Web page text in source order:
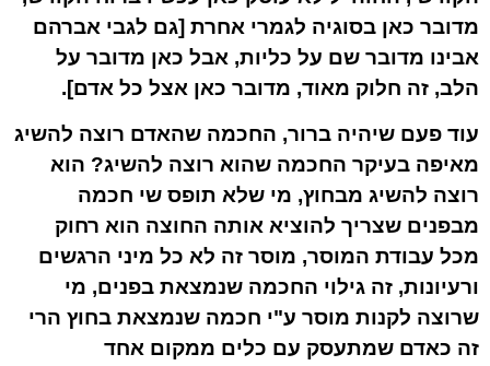
מדובר כאן בסוגיה לגמרי אחרת [גם לגבי אברהם
אבינו מדובר שם על כליות, אבל כאן מדובר על
הלב, זה חלוק מאוד, מדובר כאן אצל כל אדם].
עוד פעם שיהיה ברור, החכמה שהאדם רוצה להשיג
מאיפה בעיקר החכמה שהוא רוצה להשיג? הוא
רוצה להשיג מבחוץ, מי שלא תופס שי חכמה
מבפנים שצריך להוציא אותה החוצה הוא רחוק
מכל עבודת המוסר, מוסר זה לא כל מיני הרגשים
ורעיונות, זה גילוי החכמה שנמצאת בפנים, מי
שרוצה לקנות מוסר ע"י חכמה שנמצאת בחוץ הרי
זה כאדם שמתעסק עם כלים ממקום אחד